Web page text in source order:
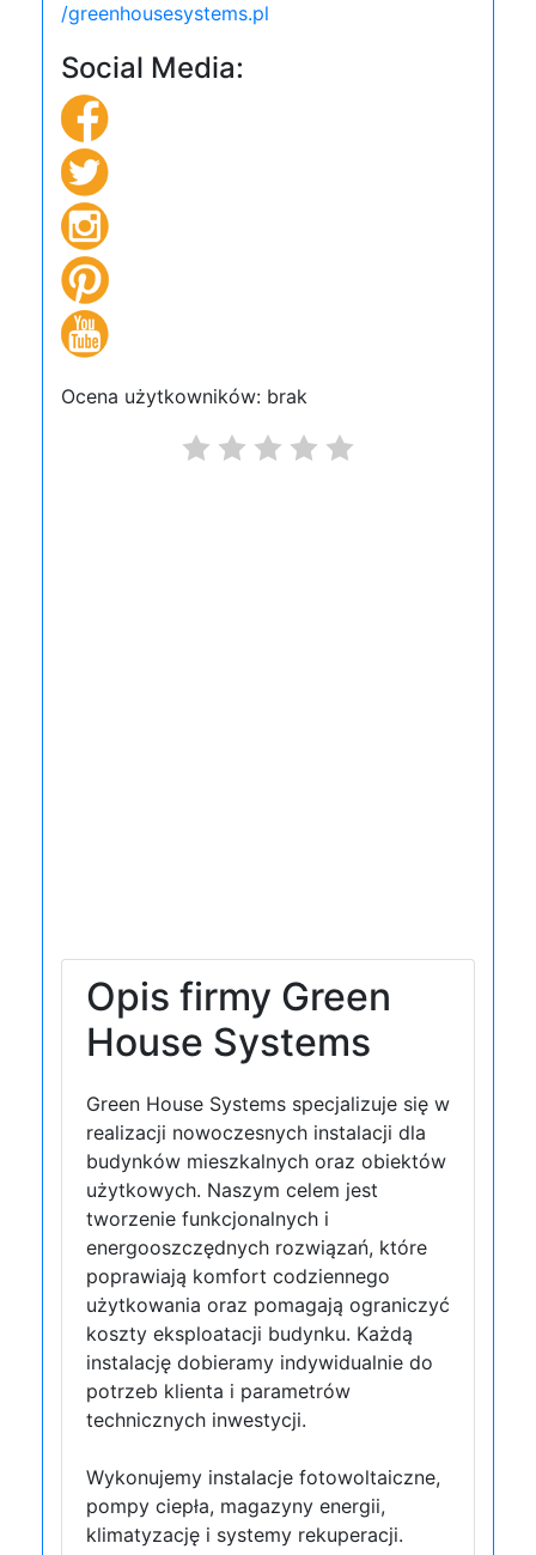
/greenhousesystems.pl
Social Media:
Ocena użytkowników: brak
Opis firmy Green
House Systems
Green House Systems specjalizuje się w
realizacji nowoczesnych instalacji dla
budynków mieszkalnych oraz obiektów
użytkowych. Naszym celem jest
tworzenie funkcjonalnych i
energooszczędnych rozwiązań, które
poprawiają komfort codziennego
użytkowania oraz pomagają ograniczyć
koszty eksploatacji budynku. Każdą
instalację dobieramy indywidualnie do
potrzeb klienta i parametrów
technicznych inwestycji.
Wykonujemy instalacje fotowoltaiczne,
pompy ciepła, magazyny energii,
klimatyzację i systemy rekuperacji.